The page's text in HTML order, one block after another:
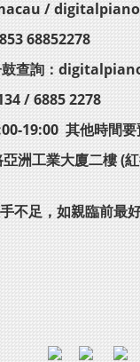
/ digitalpiano
68852278
鼓查詢：
/ 6885 2278
19:00 其他時間要
洲工業大廈二樓 (
不足，如親臨前最